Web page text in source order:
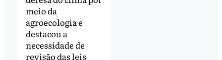
meio da
agroecologia e
destacou a
necessidade de
revisão das leis